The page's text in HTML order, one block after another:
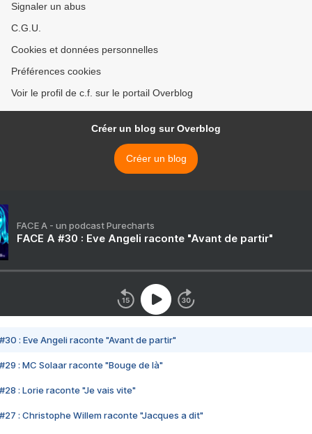
Signaler un abus
C.G.U.
Cookies et données personnelles
Préférences cookies
Voir le profil de c.f. sur le portail Overblog
Créer un blog sur Overblog
Créer un blog
FACE A - un podcast Purecharts
FACE A #30 : Eve Angeli raconte "Avant de partir"
#30 : Eve Angeli raconte "Avant de partir"
#29 : MC Solaar raconte "Bouge de là"
#28 : Lorie raconte "Je vais vite"
#27 : Christophe Willem raconte "Jacques a dit"